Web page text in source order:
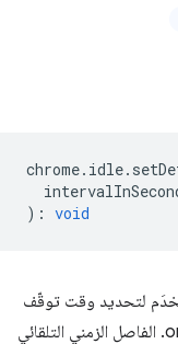
chrome. idle.
) : void
لتحديد وقت توقّف
النظام عن العمل في أحداث onStateChanged. الفاصل الزمني التلقائي